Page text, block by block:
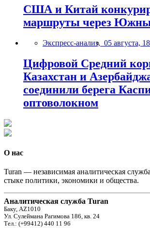
США и Китай
маршруты через
Экспресс-анализ, 05 августа,
Цифровой Средний
Казахстан и
соединили берега
оптоволокном
О нас
Turan — независимая аналитическая
стыке политики, экономики и общества.
Аналитическая служба Turan
Баку, AZ1010
Ул. Сулеймана Рагимова 186, кв. 24
Тел.: (+99412) 440 11 96